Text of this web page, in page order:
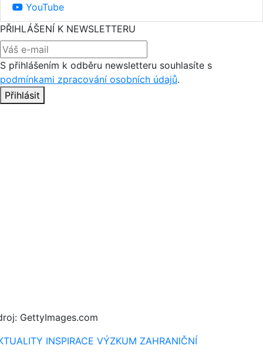
YouTube
PŘIHLÁŠENÍ K NEWSLETTERU
S přihlášením k odběru newsletteru souhlasíte s
podmínkami zpracování osobních údajů.
Přihlásit
GettyImages.com
INSPIRACE VÝZKUM ZAHRANIČNÍ